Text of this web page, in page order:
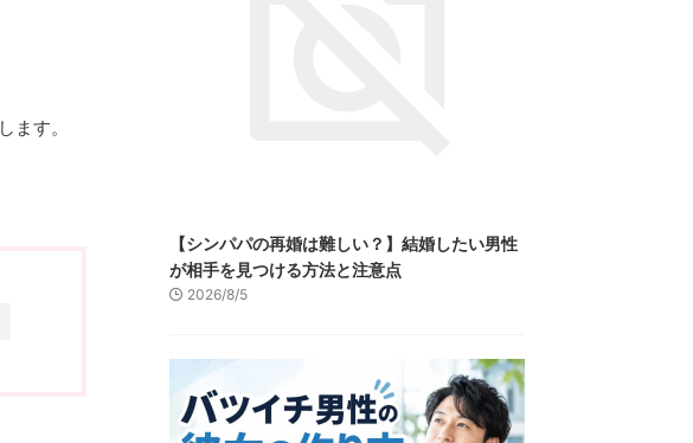
ます。
【シンパパの再婚は難しい？】結婚したい男性
が相手を見つける方法と注意点
2026/8/5